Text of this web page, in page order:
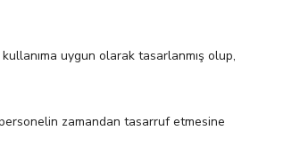
uygun olarak tasarlanmış olup,
zamandan tasarruf etmesine